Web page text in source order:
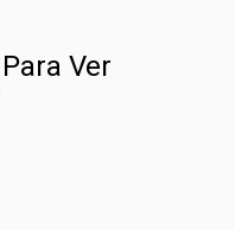
Ver
unissex